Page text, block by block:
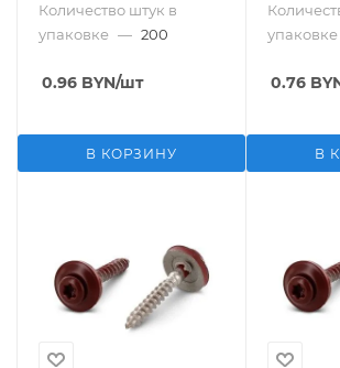
Количество штук в
упаковке — 200
0.96 BYN/шт
В КОРЗИНУ
упаковке
0.76
В